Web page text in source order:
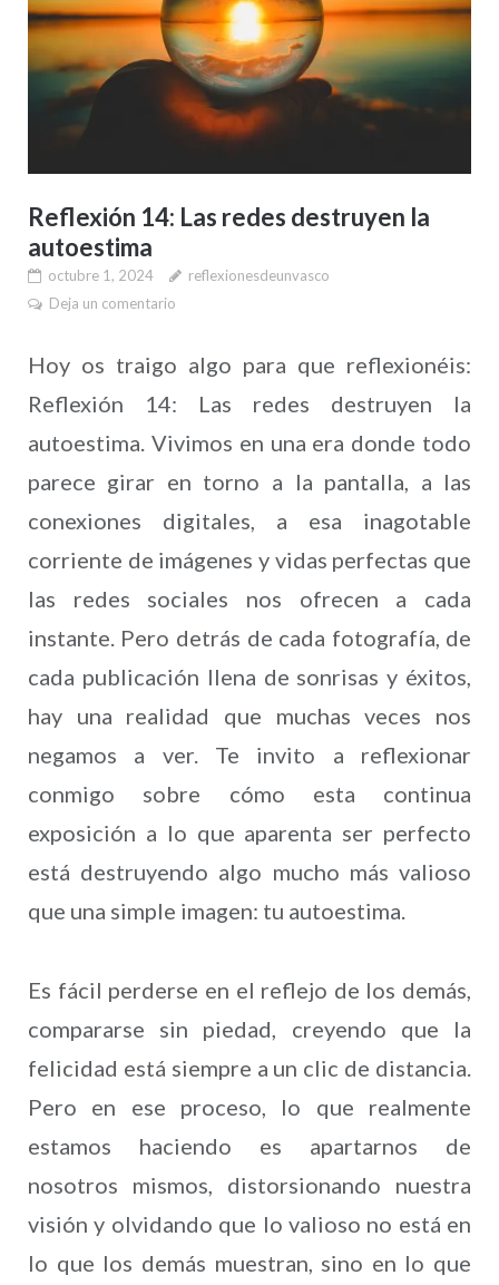
Reflexión 14: Las redes destruyen la
autoestima
octubre 1, 2024
reflexionesdeunvasco
Deja un comentario
Hoy os traigo algo para que reflexionéis:
Reflexión 14: Las redes destruyen la
autoestima. Vivimos en una era donde todo
parece girar en torno a la pantalla, a las
conexiones digitales, a esa inagotable
corriente de imágenes y vidas perfectas que
las redes sociales nos ofrecen a cada
instante. Pero detrás de cada fotografía, de
cada publicación llena de sonrisas y éxitos,
hay una realidad que muchas veces nos
negamos a ver. Te invito a reflexionar
conmigo sobre cómo esta continua
exposición a lo que aparenta ser perfecto
está destruyendo algo mucho más valioso
que una simple imagen: tu autoestima.
Es fácil perderse en el reflejo de los demás,
compararse sin piedad, creyendo que la
felicidad está siempre a un clic de distancia.
Pero en ese proceso, lo que realmente
estamos haciendo es apartarnos de
nosotros mismos, distorsionando nuestra
visión y olvidando que lo valioso no está en
lo que los demás muestran, sino en lo que